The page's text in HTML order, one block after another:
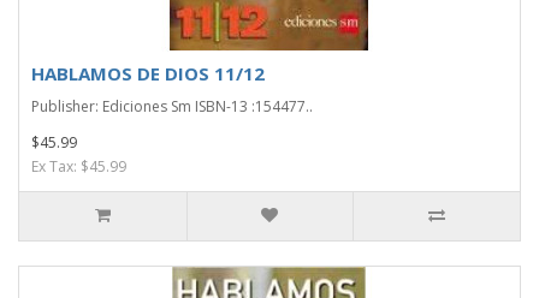
HABLAMOS DE DIOS 11/12
Publisher: Ediciones Sm ISBN-13 :154477..
$45.99
Ex Tax: $45.99